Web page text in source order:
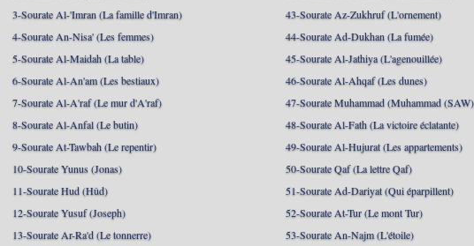
3-Sourate Al-'Imran (La famille d'Imran)
4-Sourate An-Nisa' (Les femmes)
5-Sourate Al-Maidah (La table)
6-Sourate Al-An'am (Les bestiaux)
7-Sourate Al-A'raf (Le mur d'A'raf)
8-Sourate Al-Anfal (Le butin)
9-Sourate At-Tawbah (Le repentir)
10-Sourate Yunus (Jonas)
11-Sourate Hud (Hûd)
12-Sourate Yusuf (Joseph)
13-Sourate Ar-Ra'd (Le tonnerre)
43-Sourate Az-Zukhruf (L'ornement)
44-Sourate Ad-Dukhan (La fumée)
45-Sourate Al-Jathiya (L'agenouillée)
46-Sourate Al-Ahqaf (Les dunes)
47-Sourate Muhammad (Muhammad
48-Sourate Al-Fath (La victoire éclatante)
49-Sourate Al-Hujurat (Les appartements)
50-Sourate Qaf (La lettre Qaf)
51-Sourate Ad-Dariyat (Qui éparpillent)
52-Sourate At-Tur (Le mont Tur)
53-Sourate An-Najm (L'étoile)